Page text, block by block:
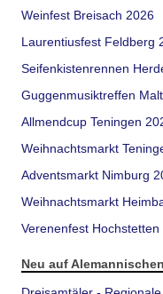
Weinfest Breisach 2026
Laurentiusfest Feldberg
Seifenkistenrennen
Guggenmusiktreffen
Allmendcup Teningen
Weihnachtsmarkt
Adventsmarkt Nimburg
Weihnachtsmarkt
Verenenfest Hochstetten
Neu auf